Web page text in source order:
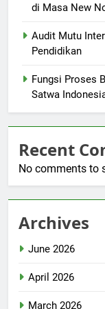
di Masa New
Audit Mutu
Pendidikan
Fungsi Proses
Satwa
Recent
No comments to
Archives
June 2026
April 2026
March 2026